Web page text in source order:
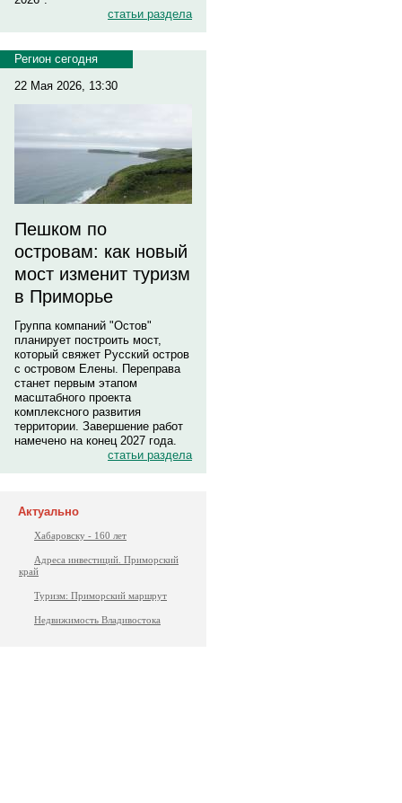
статьи раздела
Регион сегодня
22 Мая 2026, 13:30
Пешком по
островам: как новый
мост изменит туризм
в Приморье
Группа компаний "Остов"
планирует построить мост,
который свяжет Русский остров
с островом Елены. Переправа
станет первым этапом
масштабного проекта
комплексного развития
территории. Завершение работ
намечено на конец 2027 года.
статьи раздела
Актуально
Хабаровску - 160 лет
Адреса инвестиций. Приморский
край
Туризм: Приморский маршрут
Недвижимость Владивостока